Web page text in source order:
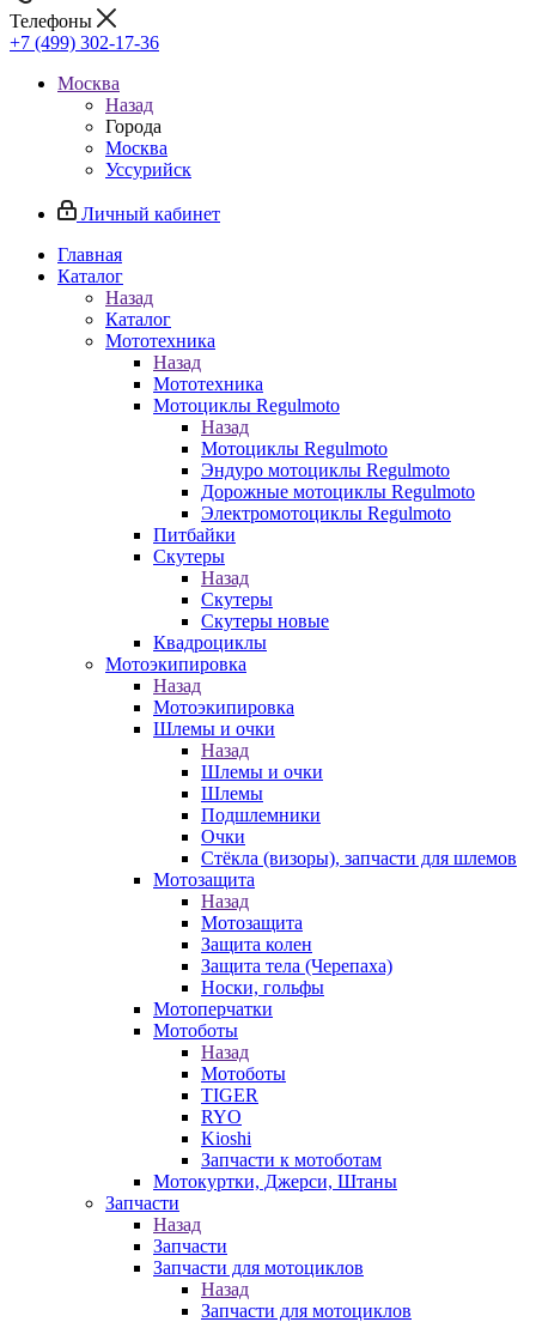
Телефоны
+7 (499) 302-17-36
Москва
Назад
Города
Москва
Уссурийск
Личный кабинет
Главная
Каталог
Назад
Каталог
Мототехника
Назад
Мототехника
Мотоциклы Regulmoto
Назад
Мотоциклы Regulmoto
Эндуро мотоциклы Regulmoto
Дорожные мотоциклы Regulmoto
Электромотоциклы Regulmoto
Питбайки
Скутеры
Назад
Скутеры
Скутеры новые
Квадроциклы
Мотоэкипировка
Назад
Мотоэкипировка
Шлемы и очки
Назад
Шлемы и очки
Шлемы
Подшлемники
Очки
Стёкла (визоры), запчасти для шлемов
Мотозащита
Назад
Мотозащита
Защита колен
Защита тела (Черепаха)
Носки, гольфы
Мотоперчатки
Мотоботы
Назад
Мотоботы
TIGER
RYO
Kioshi
Запчасти к мотоботам
Мотокуртки, Джерси, Штаны
Запчасти
Назад
Запчасти
Запчасти для мотоциклов
Назад
Запчасти для мотоциклов